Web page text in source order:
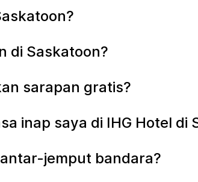
di Saskatoon?
sarapan gratis?
inap saya di IHG Hotel di
jemput bandara?